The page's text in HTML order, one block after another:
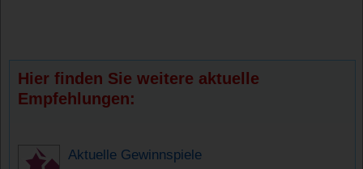
Hier finden Sie weitere aktuelle
Empfehlungen:
Aktuelle Gewinnspiele